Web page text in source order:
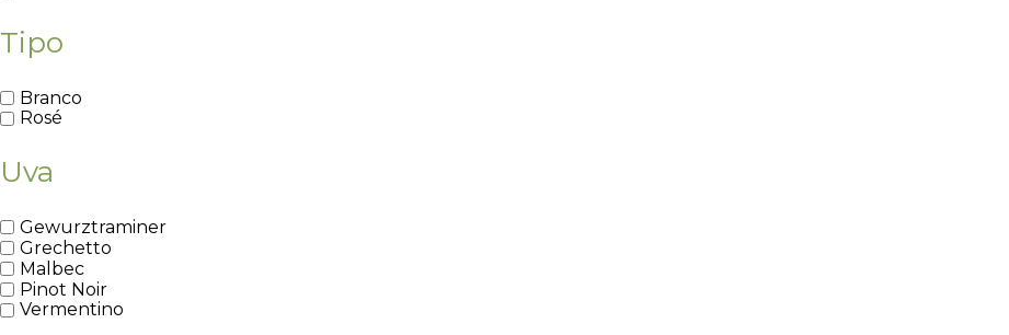
Tipo
Branco
Rosé
Uva
Gewurztraminer
Grechetto
Malbec
Pinot Noir
Vermentino